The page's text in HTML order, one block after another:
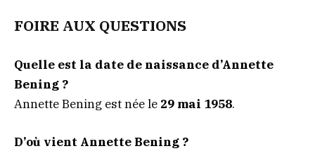
FOIRE AUX QUESTIONS
Quelle est la date de naissance d’Annette
Bening ?
Annette Bening est née le 29 mai 1958.
D’où vient Annette Bening ?